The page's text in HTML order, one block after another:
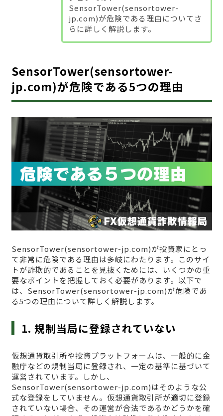
SensorTower(sensortower-
jp.com)が危険である理由についてさ
らに詳しく解説します。
SensorTower(sensortower-
jp.com)が危険である5つの理由
SensorTower(sensortower-jp.com)が投資家にとっ
て非常に危険である理由は多岐にわたります。このサイ
トが詐欺的であることを見抜くためには、いくつかの重
要なポイントを把握しておく必要があります。以下で
は、SensorTower(sensortower-jp.com)が危険であ
る5つの理由について詳しく解説します。
1. 規制当局に登録されていない
仮想通貨取引所や投資プラットフォームは、一般的に金
融庁などの規制当局に登録され、一定の基準に基づいて
運営されています。しかし、
SensorTower(sensortower-jp.com)はそのような公
式な登録をしていません。仮想通貨取引所が適切に登録
されていない場合、その運営が合法であるかどうかを確